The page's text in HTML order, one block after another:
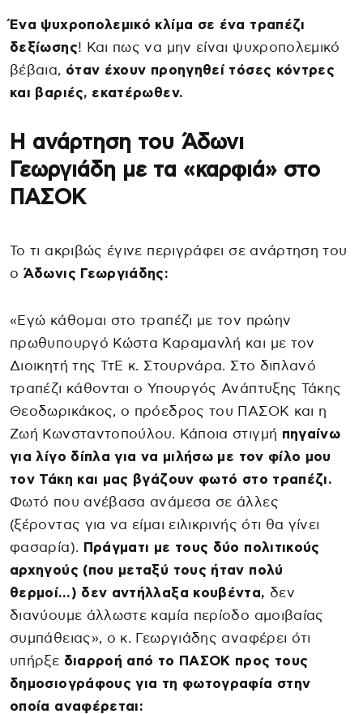
Ένα ψυχροπολεμικό κλίμα σε ένα τραπέζι
δεξίωσης! Και πως να μην είναι ψυχροπολεμικό
βέβαια, όταν έχουν προηγηθεί τόσες κόντρες
και βαριές, εκατέρωθεν.
Η ανάρτηση του Άδωνι
Γεωργιάδη με τα «καρφιά» στο
ΠΑΣΟΚ
Το τι ακριβώς έγινε περιγράφει σε ανάρτηση του
ο Άδωνις Γεωργιάδης:
«Εγώ κάθομαι στο τραπέζι με τον πρώην
πρωθυπουργό Κώστα Καραμανλή και με τον
Διοικητή της ΤτΕ κ. Στουρνάρα. Στο διπλανό
τραπέζι κάθονται ο Υπουργός Ανάπτυξης Τάκης
Θεοδωρικάκος, ο πρόεδρος του ΠΑΣΟΚ και η
Ζωή Κωνσταντοπούλου. Κάποια στιγμή πηγαίνω
για λίγο δίπλα για να μιλήσω με τον φίλο μου
τον Τάκη και μας βγάζουν φωτό στο τραπέζι.
Φωτό που ανέβασα ανάμεσα σε άλλες
(ξέροντας για να είμαι ειλικρινής ότι θα γίνει
φασαρία). Πράγματι με τους δύο πολιτικούς
αρχηγούς (που μεταξύ τους ήταν πολύ
θερμοί…) δεν αντήλλαξα κουβέντα, δεν
διανύουμε άλλωστε καμία περίοδο αμοιβαίας
συμπάθειας», ο κ. Γεωργιάδης αναφέρει ότι
υπήρξε διαρροή από το ΠΑΣΟΚ προς τους
δημοσιογράφους για τη φωτογραφία στην
οποία αναφέρεται: